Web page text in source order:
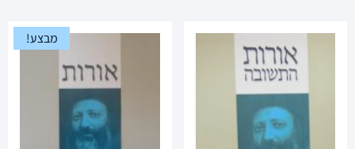
מבצע!